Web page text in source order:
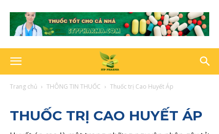
Trang chủ THÔNG TIN THUỐC Thuốc trị Cao Huyết Áp
THUỐC TRỊ CAO HUYẾT ÁP